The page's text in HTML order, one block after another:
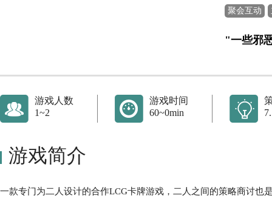
聚会互动
游戏人数
1~2
游戏时间
60~0min
游戏简介
一款专门为二人设计的合作LCG卡牌游戏，二人之间的策略商讨也